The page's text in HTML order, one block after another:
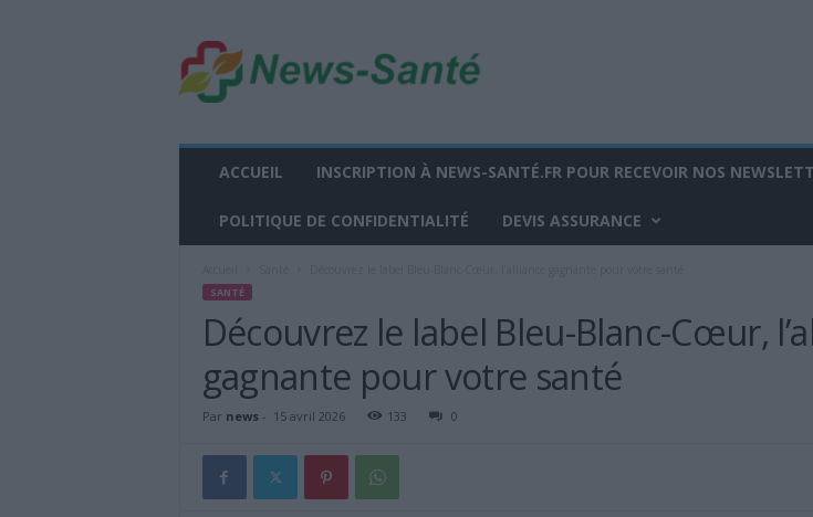
w
s
ACCUEIL INSCRIPTION À NEWS-SANTÉ.FR POUR RECEVOIR NOS
POLITIQUE DE CONFIDENTIALITÉ DEVIS ASSURANCE
SANTÉ
Découvrez le label Bleu-Blanc-Cœur,
gagnante pour votre santé
Par news- 15 avril 2026 133 0